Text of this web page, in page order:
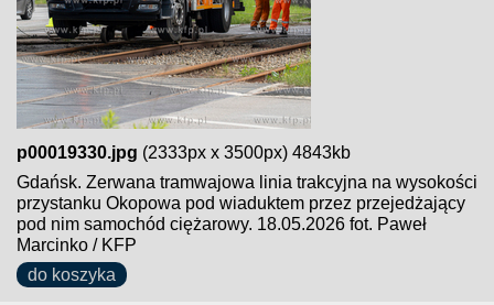
p00019330.jpg (2333px x 3500px) 4843kb
Gdańsk. Zerwana tramwajowa linia trakcyjna na wysokości
przystanku Okopowa pod wiaduktem przez przejedżający
pod nim samochód ciężarowy. 18.05.2026 fot. Paweł
Marcinko / KFP
do koszyka